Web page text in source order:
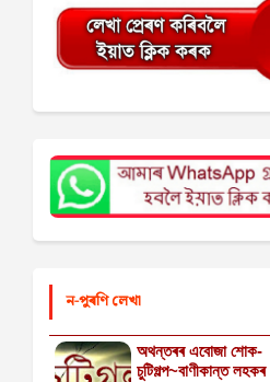
ন-পুৰণি লেখা
অথন্তৰৰ এবোজা শোক-
চুটিগল্প~বাণীকান্ত লহকৰ